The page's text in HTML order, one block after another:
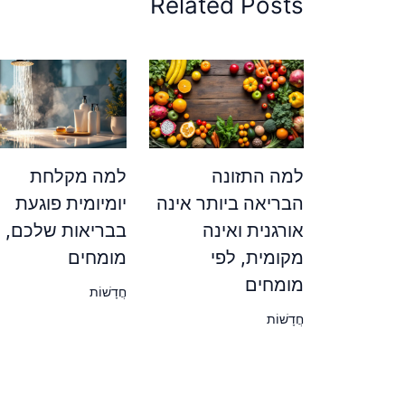
למה התזונה
הבריאה ביותר אינה
אורגנית ואינה
מקומית, לפי
מומחים
חֲדָשׁוֹת
למה מקלחת
יומיומית פוגעת
בבריאות שלכם,
מומחים
חֲדָשׁוֹת